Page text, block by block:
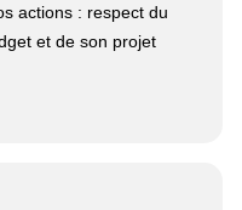
actions : respect du
et de son projet